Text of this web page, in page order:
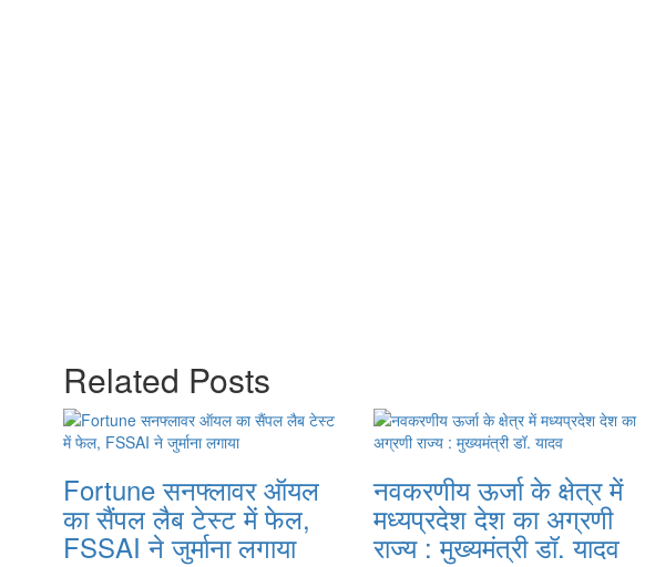
Related Posts
Fortune सनफ्लावर ऑयल
का सैंपल लैब टेस्ट में फेल,
FSSAI ने जुर्माना लगाया
नवकरणीय ऊर्जा के क्षेत्र में
मध्यप्रदेश देश का अग्रणी
राज्य : मुख्यमंत्री डॉ. यादव